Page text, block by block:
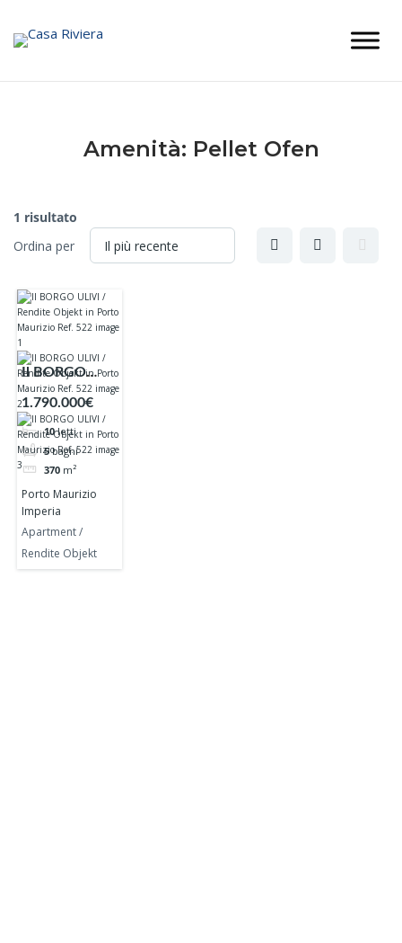
Amenità: Pellet Ofen
1 risultato
Ordina per
Il BORGO
ULIVI /
Rendite
Objekt in
Porto Maurizio
1.790.000€
10 letti
5 bagni
370 m²
Porto Maurizio
Imperia
Apartment /
Rendite Objekt